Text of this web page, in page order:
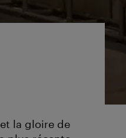
la gloire de